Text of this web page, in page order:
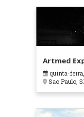
Artmed
quinta-feira,
Sao Paulo,